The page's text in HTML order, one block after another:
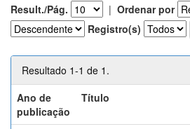
Result./Pág. | Ordenar por
Registro(s)
Resultado 1-1 de 1.
Ano de
publicação
Título